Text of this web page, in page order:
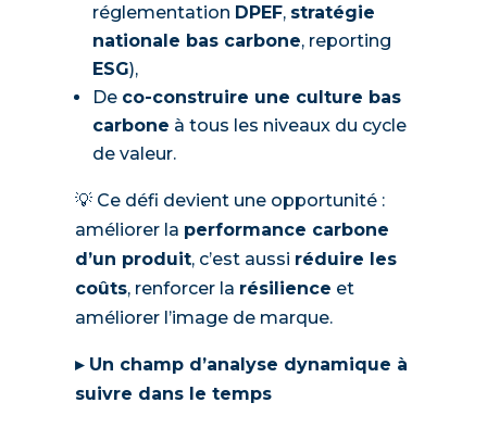
réglementation DPEF, stratégie
nationale bas carbone, reporting
ESG),
De co-construire une culture bas
carbone à tous les niveaux du cycle
de valeur.
💡 Ce défi devient une opportunité :
améliorer la performance carbone
d’un produit, c’est aussi réduire les
coûts, renforcer la résilience et
améliorer l’image de marque.
▸ Un champ d’analyse dynamique à
suivre dans le temps